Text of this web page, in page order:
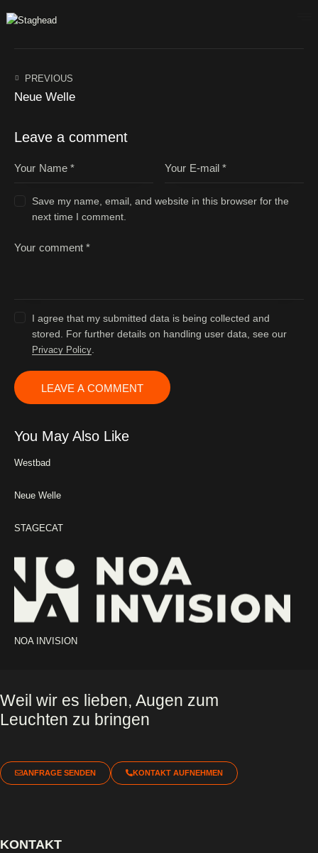
PREVIOUS
Neue Welle
Leave a comment
Save my name, email, and website in this browser for the
next time I comment.
I agree that my submitted data is being collected and
stored. For further details on handling user data, see our
Privacy Policy
You May Also Like
Westbad
Neue Welle
STAGECAT
NOA INVISION
Weil wir es lieben, Augen zum
Leuchten zu bringen
ANFRAGE SENDEN KONTAKT AUFNEHMEN
KONTAKT
HOME
LEISTUNGEN